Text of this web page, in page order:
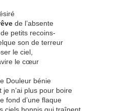
de l’absente
petits recoins-
son de terreur
le ciel,
le cœur
Douleur bénie
je n’ai plus pour boire
fond d’une flaque